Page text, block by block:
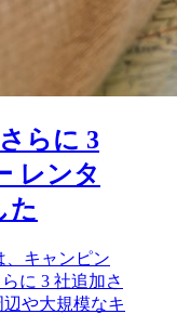
らに 3
レンタ
た
、キャンピン
に 3 社追加さ
や大規模なキ